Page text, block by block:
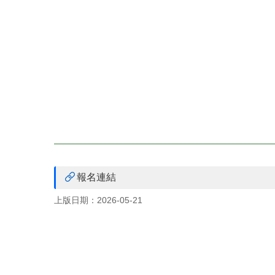
報名連結
上版日期：2026-05-21